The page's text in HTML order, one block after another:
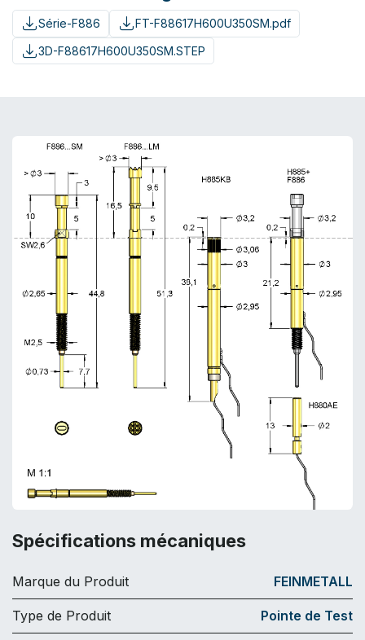
Série-F886
FT-F88617H600U350SM.pdf
3D-F88617H600U350SM.STEP
Spécifications mécaniques
Marque du Produit FEINMETALL
Type de Produit Pointe de Test